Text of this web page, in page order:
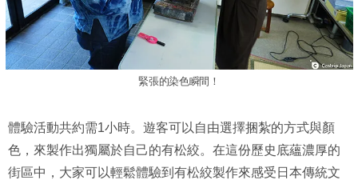
緊張的染色瞬間！
體驗活動共約需1小時。遊客可以自由選擇捆紮的方式與顏
色，來製作出獨屬於自己的有松絞。在這份歷史底蘊濃厚的
街區中，大家可以輕鬆體驗到有松絞製作來感受日本傳統文